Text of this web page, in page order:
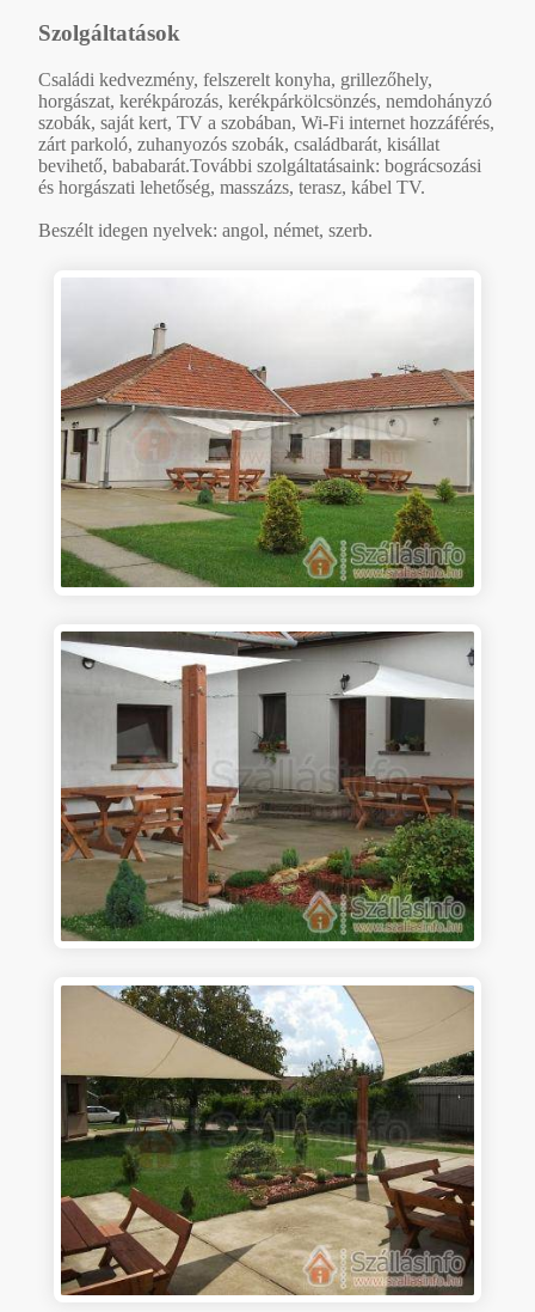
Szolgáltatások
Családi kedvezmény, felszerelt konyha, grillezőhely,
horgászat, kerékpározás, kerékpárkölcsönzés, nemdohányzó
szobák, saját kert, TV a szobában, Wi-Fi internet hozzáférés,
zárt parkoló, zuhanyozós szobák, családbarát, kisállat
bevihető, bababarát.További szolgáltatásaink: bográcsozási
és horgászati lehetőség, masszázs, terasz, kábel TV.
Beszélt idegen nyelvek: angol, német, szerb.